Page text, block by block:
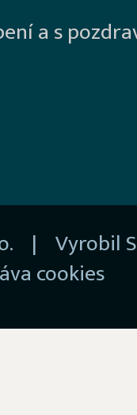
a s
| Vyrobil
cookies